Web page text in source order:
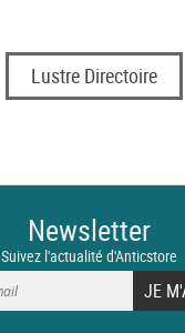
Lustre Directoire
Newsletter
Suivez l'actualité d'Anticstore